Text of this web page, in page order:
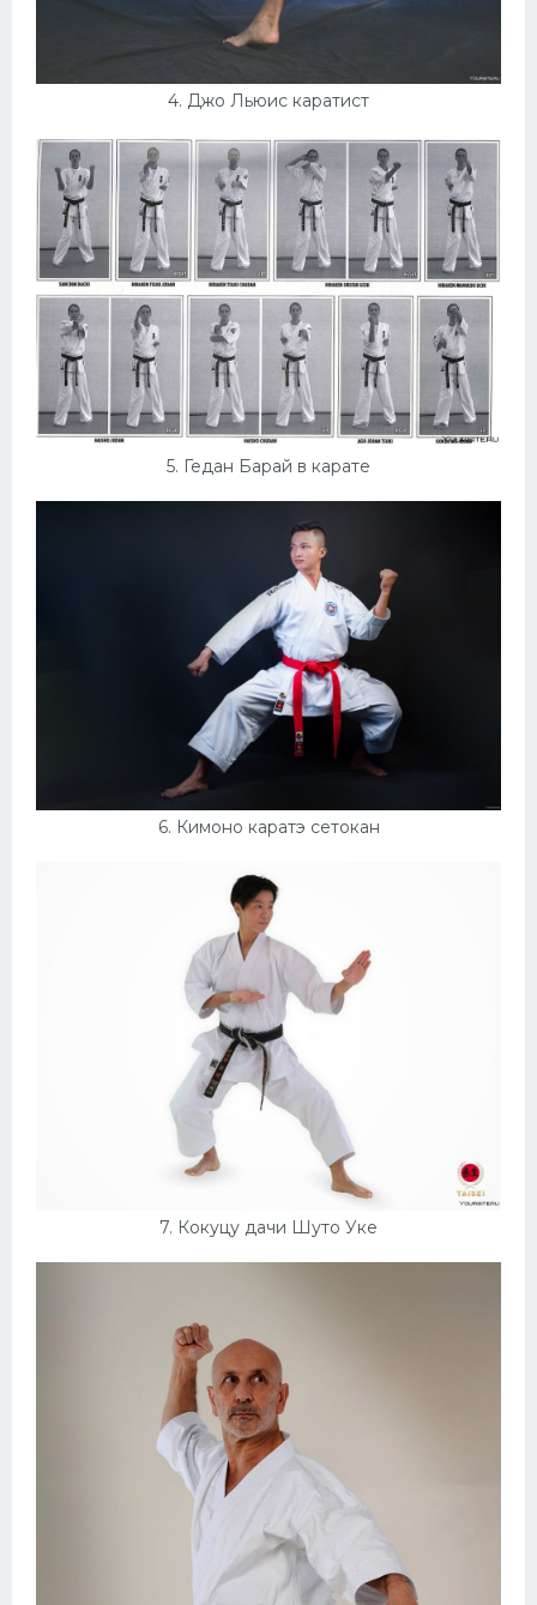
4. Джо Льюис каратист
5. Гедан Барай в карате
6. Кимоно каратэ сетокан
7. Кокуцу дачи Шуто Уке